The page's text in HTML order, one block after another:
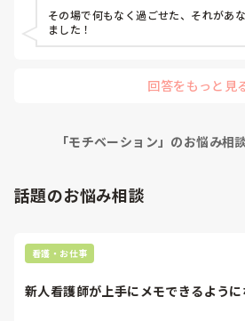
｢はい、スキャン致しますね｣
息が止まった。
あ…やばい…怖い…早く帰って。
たったそれだけの時間。
頭の中をぐしゃぐしゃにしながら。
合診療科, 救急科, 超急性期, ICU, CCU,
ス, 外来, 神経内科, 脳神経外科, NICU,
期, 回復期, 終末期, オペ室, 透析, 検診・
その場で何もなく過ごせた、それがあ
ました！
回答をもっと見
「モチベーション」のお悩み相
話題のお悩み相談
看護・お仕事
新人看護師が上手にメモできるよう